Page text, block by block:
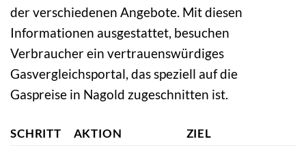
der verschiedenen Angebote. Mit diesen
Informationen ausgestattet, besuchen
Verbraucher ein vertrauenswürdiges
Gasvergleichsportal, das speziell auf die
Gaspreise in Nagold zugeschnitten ist.
SCHRITT AKTION ZIEL